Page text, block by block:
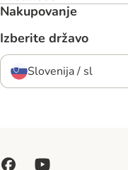
Nakupovanje
Izberite državo
Slovenija / sl